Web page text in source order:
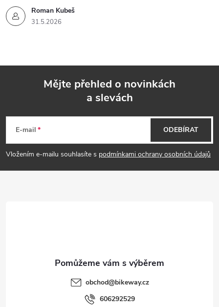
Roman Kubeš
31.5.2026
p
Mějte přehled o novinkách
a slevách
E-mail
Vložením e-mailu souhlasíte s podmínkami ochrany osobních údajů
ODEBÍRAT
obchod@bikeway.cz
606292529